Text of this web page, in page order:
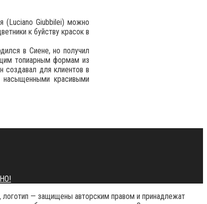
(Luciano Giubbilei) можно
к буйству красок в
в Сиене, но получил
топиарным формам из
создавал для клиентов в
насыщенными красивыми
логотип — защищены авторским правом и принадлежат